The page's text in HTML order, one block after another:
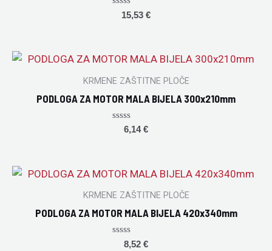
Rated
15,53 €
KRMENE ZAŠTITNE PLOČE
PODLOGA ZA MOTOR MALA BIJELA 300x210mm
Rated
6,14€
KRMENE ZAŠTITNE PLOČE
PODLOGA ZA MOTOR MALA BIJELA 420x340mm
Rated
8,52 €